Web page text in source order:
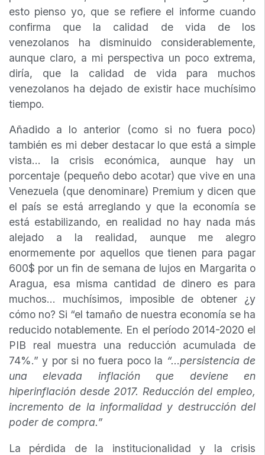
esto pienso yo, que se refiere el informe cuando
confirma que la calidad de vida de los
venezolanos ha disminuido considerablemente,
aunque claro, a mi perspectiva un poco extrema,
diría, que la calidad de vida para muchos
venezolanos ha dejado de existir hace muchísimo
tiempo.
Añadido a lo anterior (como si no fuera poco)
también es mi deber destacar lo que está a simple
vista… la crisis económica, aunque hay un
porcentaje (pequeño debo acotar) que vive en una
Venezuela (que denominare) Premium y dicen que
el país se está arreglando y que la economía se
está estabilizando, en realidad no hay nada más
alejado a la realidad, aunque me alegro
enormemente por aquellos que tienen para pagar
600$ por un fin de semana de lujos en Margarita o
Aragua, esa misma cantidad de dinero es para
muchos… muchísimos, imposible de obtener ¿y
cómo no? Si “el tamaño de nuestra economía se ha
reducido notablemente. En el período 2014-2020 el
PIB real muestra una reducción acumulada de
74%.” y por si no fuera poco la “…persistencia de
una elevada inflación que deviene en
hiperinflación desde 2017. Reducción del empleo,
incremento de la informalidad y destrucción del
poder de compra.”
La pérdida de la institucionalidad y la crisis